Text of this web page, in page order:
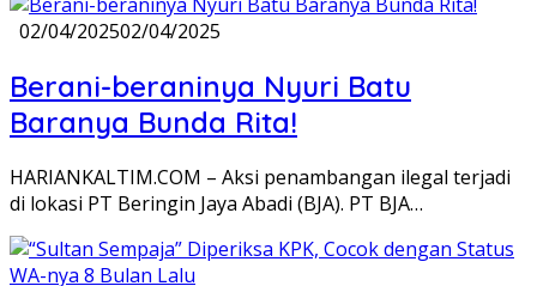
02/04/202502/04/2025
Berani-beraninya Nyuri Batu
Baranya Bunda Rita!
HARIANKALTIM.COM – Aksi penambangan ilegal terjadi
di lokasi PT Beringin Jaya Abadi (BJA). PT BJA…